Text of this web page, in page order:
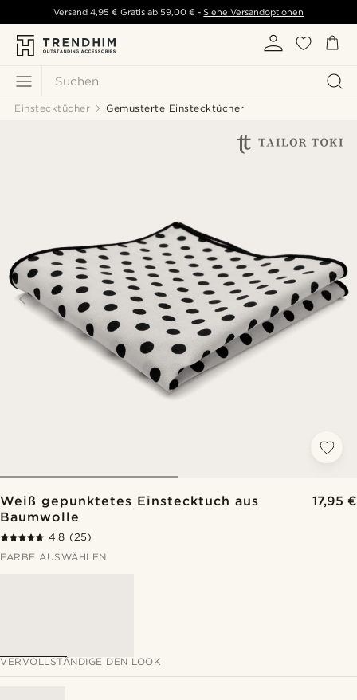
Suchen
Versand 4,95 € Gratis ab 59,00 € - Siehe Versandoptionen
Einstecktücher Gemusterte Einstecktücher
Weiß gepunktetes Einstecktuch aus
Baumwolle
17,95 €
4.8 (25)
FARBE AUSWÄHLEN
VERVOLLSTÄNDIGE DEN LOOK